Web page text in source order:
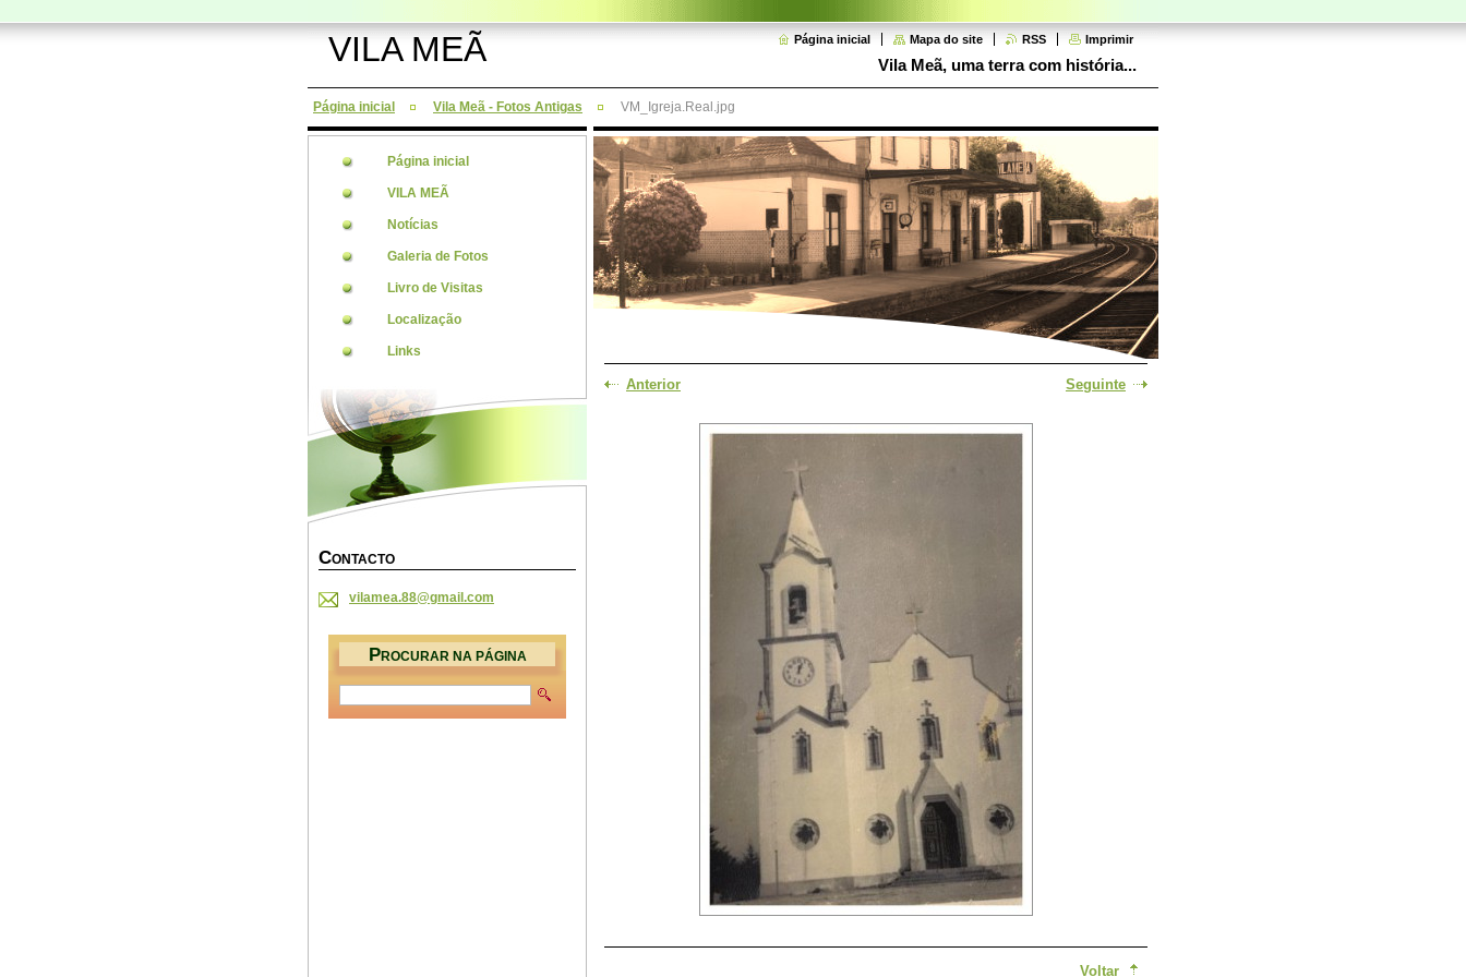
VILA MEÃ Página inicial Mapa do site RSS Imprimir
Vila Meã, uma terra com história...
Página inicial Vila Meã - Fotos Antigas VM_Igreja.Real.jpg
Anterior Seguinte
Voltar
Página inicial
VILA MEÃ
Notícias
Galeria de Fotos
Livro de Visitas
Localização
Links
CONTACTO
vilamea.88@gmail .com
PROCURAR NA PÁGINA